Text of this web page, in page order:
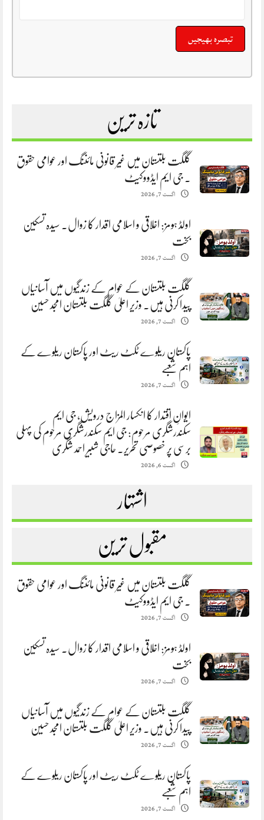
تازہ ترین
گلگت بلتستان میں غیر قانونی مائننگ اور عوامی حقوق
. جی ایم ایڈووکیٹ
اگست 7, 2026
اولڈ ہومز: اخلاقی و اسلامی اقدار کا زوال. سیدہ تسکین
بخت
اگست 7, 2026
گلگت بلتستان کے عوام کے زندگیوں میں آسانیاں
پیدا کرنی ہیں. وزیر اعلیٰ گلگت بلتستان امجد حسین
اگست 7, 2026
پاکستان ریلوے ٹکٹ ریٹ اور پاکستان ریلوے کے
اہم شعبے
اگست 7, 2026
ایوانِ اقتدار کا انکسار المزاج درویش، جی ایم
سکندرشگری مرحوم: جی ایم سکندرشگری مرحوم کی پہلی
برسی پر خصوصی تحریر. حاجی شبیر احمد شگری
اگست 6, 2026
اشتہار
مقبول ترین
گلگت بلتستان میں غیر قانونی مائننگ اور عوامی حقوق
. جی ایم ایڈووکیٹ
اگست 7, 2026
اولڈ ہومز: اخلاقی و اسلامی اقدار کا زوال. سیدہ تسکین
بخت
اگست 7, 2026
گلگت بلتستان کے عوام کے زندگیوں میں آسانیاں
پیدا کرنی ہیں. وزیر اعلیٰ گلگت بلتستان امجد حسین
اگست 7, 2026
پاکستان ریلوے ٹکٹ ریٹ اور پاکستان ریلوے کے
اہم شعبے
اگست 7, 2026